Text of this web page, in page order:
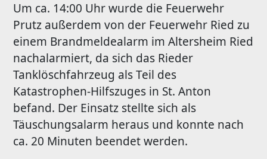
Um ca. 14:00 Uhr wurde die Feuerwehr
Prutz außerdem von der Feuerwehr Ried zu
einem Brandmeldealarm im Altersheim Ried
nachalarmiert, da sich das Rieder
Tanklöschfahrzeug als Teil des
Katastrophen-Hilfszuges in St. Anton
befand. Der Einsatz stellte sich als
Täuschungsalarm heraus und konnte nach
ca. 20 Minuten beendet werden.